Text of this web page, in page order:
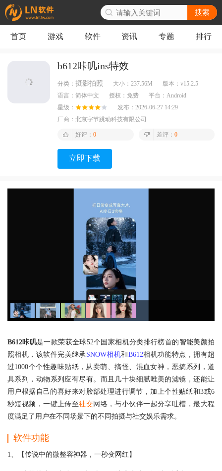
搜索
首页 游戏 软件 资讯 专题 排行
b612咔叽ins特效
分类： 摄影拍照 大小： 237.56M 版本： v15.2.5
语言： 简体中文 授权： 免费 平台： Android
星级：
发布： 2026-06-27 14:29
厂商： 北京字节跳动科技有限公司
好评： 0 差评： 0
立即下载
B612咔叽是一款荣获全球52个国家相机分类排行榜首的智能美颜拍
照相机，该软件完美继承 SNOW相机和B612相机功能特点，拥有超
过1000个个性趣味贴纸，从卖萌、搞怪、混血女神，恶搞系列，道
具系列，动物系列应有尽有。而且几十块细腻唯美的滤镜，还能让
用户根据自己的喜好来对脸部处理进行调节，加上个性贴纸和3或6
秒短视频，一键上传至社交网络，与小伙伴一起分享吐槽，最大程
度满足了用户在不同场景下的不同拍摄与社交娱乐需求。
软件功能
1、【传说中的微整容神器，一秒变网红】